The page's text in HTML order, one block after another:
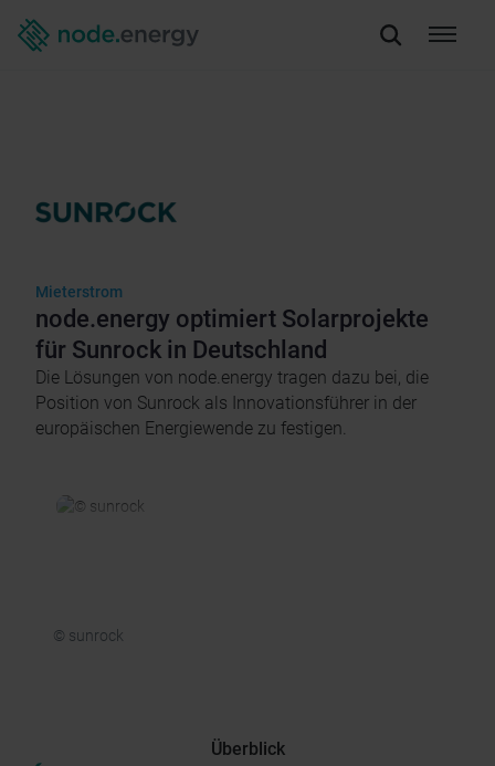
Mieterstrom
node.energy optimiert Solarprojekte
für Sunrock in Deutschland
Die Lösungen von node.energy tragen dazu bei, die
Position von Sunrock als Innovationsführer in der
europäischen Energiewende zu festigen.
© sunrock
Überblick